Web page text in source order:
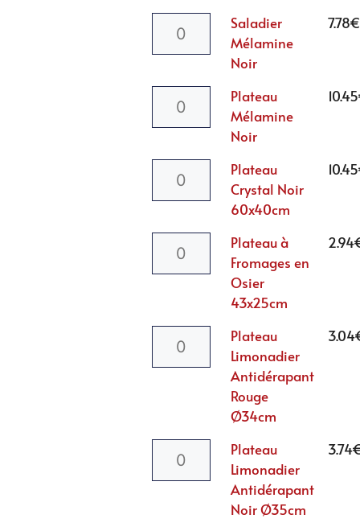
Saladier
Mélamine
Noir
7.78€
Plateau
Mélamine
Noir
10.45
Plateau
Crystal Noir
60x40cm
10.45
Plateau à
Fromages en
Osier
43x25cm
2.94
Plateau
Limonadier
Antidérapant
Rouge
Ø34cm
3.04
Plateau
Limonadier
Antidérapant
Noir Ø35cm
3.74